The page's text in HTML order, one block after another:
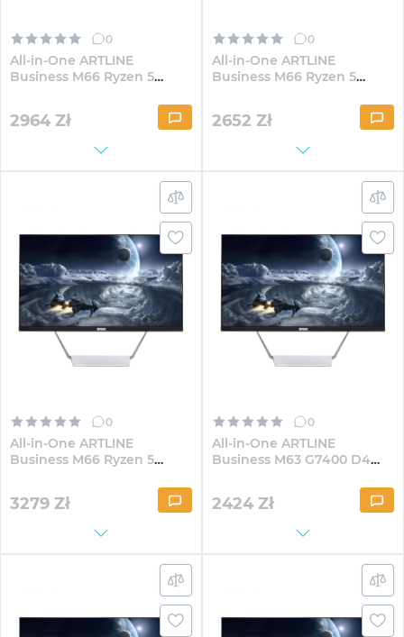
0
All-in-One ARTLINE
Business M66 Ryzen 5
2964 Zł
0
All-in-One ARTLINE
Business M66 Ryzen 5
2652 Zł
0
All-in-One ARTLINE
Business M66 Ryzen 5
3279 Zł
0
All-in-One ARTLINE
Business M63 G7400 D4
2424 Zł